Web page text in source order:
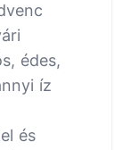
édes,
íz
és